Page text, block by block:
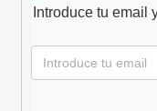
Introduce tu email